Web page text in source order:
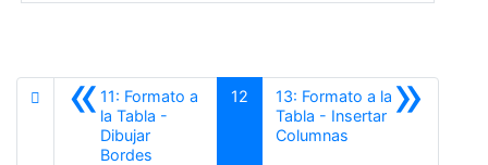
«11: Formato a
la Tabla -
Dibujar
Bordes
12 »
13: Formato a la
Tabla - Insertar
ColumnasSiguiente